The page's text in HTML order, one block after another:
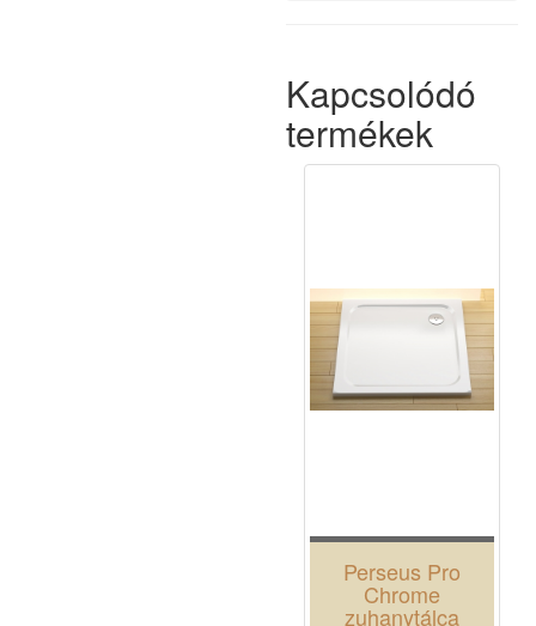
Kapcsolódó
termékek
Perseus Pro
Chrome
zuhanytálca